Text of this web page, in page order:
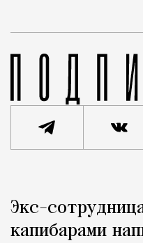
Город
Экс-
капибарами